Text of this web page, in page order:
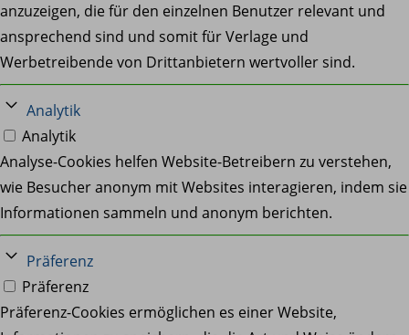
anzuzeigen, die für den einzelnen Benutzer relevant und
ansprechend sind und somit für Verlage und
Werbetreibende von Drittanbietern wertvoller sind.
Analytik
Analytik
Analyse-Cookies helfen Website-Betreibern zu verstehen,
wie Besucher anonym mit Websites interagieren, indem sie
Informationen sammeln und anonym berichten.
Präferenz
Präferenz
Präferenz-Cookies ermöglichen es einer Website,